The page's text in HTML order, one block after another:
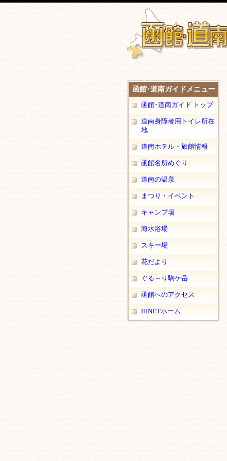
函館･道南ガイドメニュー
函館･道南ガイド トップ
道南身障者用トイレ所在
地
道南ホテル・旅館情報
函館名所めぐり
道南の温泉
まつり・イベント
キャンプ場
海水浴場
スキー場
花だより
ぐる～り駒ケ岳
函館へのアクセス
HINETホーム